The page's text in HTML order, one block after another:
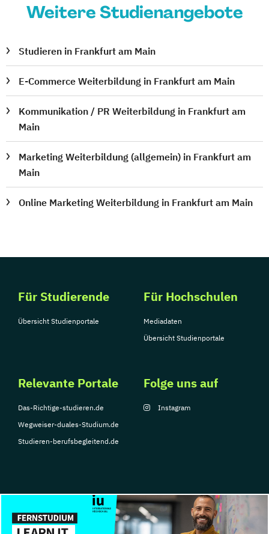
Weitere Studienangebote
Studieren in Frankfurt am Main
E-Commerce Weiterbildung in Frankfurt am Main
Kommunikation / PR Weiterbildung in Frankfurt am
Main
Marketing Weiterbildung (allgemein) in Frankfurt am
Main
Online Marketing Weiterbildung in Frankfurt am Main
Für Studierende
Übersicht Studienportale
Für Hochschulen
Mediadaten
Übersicht Studienportale
Relevante Portale
Das-Richtige-studieren.de
Wegweiser-duales-Studium.de
Studieren-berufsbegleitend.de
Folge uns auf
Instagram
© Copyright 2026, TarGroup Media GmbH